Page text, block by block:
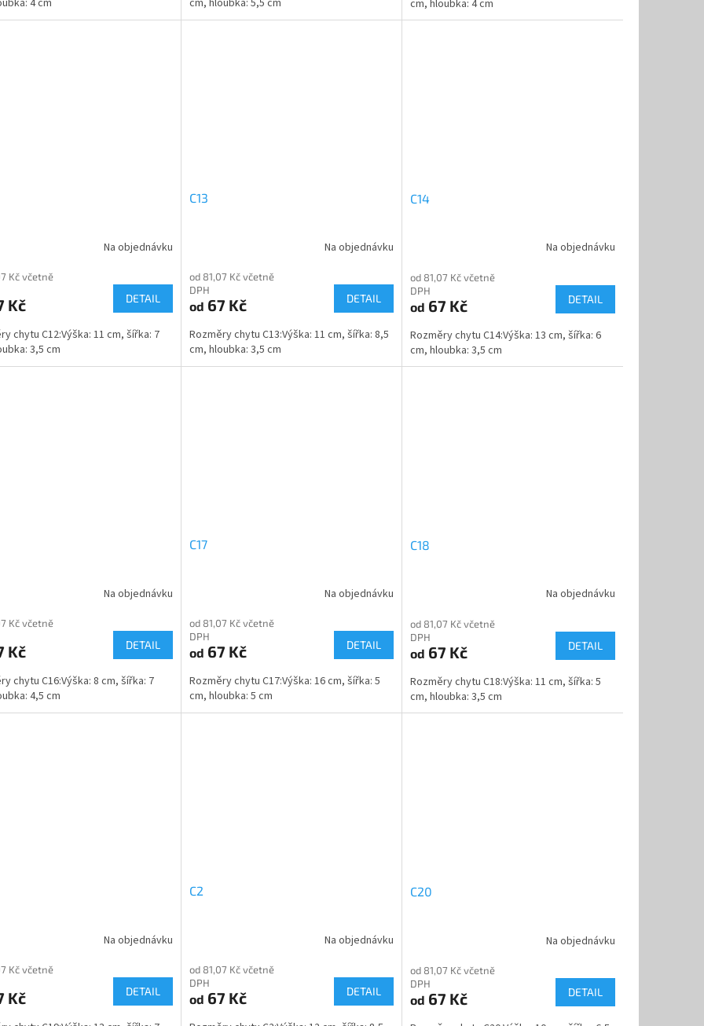
cm, hloubka: 4 cm
Na objednávku
Kč včetně
Kč DETAIL
chytu C12:Výška: 11 cm, šířka: 7
3,5 cm
C13
Na objednávku
od 81,07 Kč včetně
DPH
od 67 Kč DETAIL
Rozměry chytu C13:Výška: 11 cm, šířka: 8,5
cm, hloubka: 3,5 cm
C14
Na objednávku
od 81,07 Kč včetně
DPH
od 67 Kč DETAIL
Rozměry chytu C14:Výška: 13 cm, šířka: 6
cm, hloubka: 3,5 cm
Na objednávku
Kč včetně
Kč DETAIL
chytu C16:Výška: 8 cm, šířka: 7
4,5 cm
C17
Na objednávku
od 81,07 Kč včetně
DPH
od 67 Kč DETAIL
Rozměry chytu C17:Výška: 16 cm, šířka: 5
cm, hloubka: 5 cm
C18
Na objednávku
od 81,07 Kč včetně
DPH
od 67 Kč DETAIL
Rozměry chytu C18:Výška: 11 cm, šířka: 5
cm, hloubka: 3,5 cm
Na objednávku
Kč včetně
Kč DETAIL
C2
Na objednávku
od 81,07 Kč včetně
DPH
od 67 Kč DETAIL
C20
Na objednávku
od 81,07 Kč včetně
DPH
od 67 Kč DETAIL